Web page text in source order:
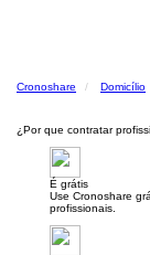
Cronoshare Domicílio
¿Por que contratar
É grátis
Use Cronoshare
profissionais.